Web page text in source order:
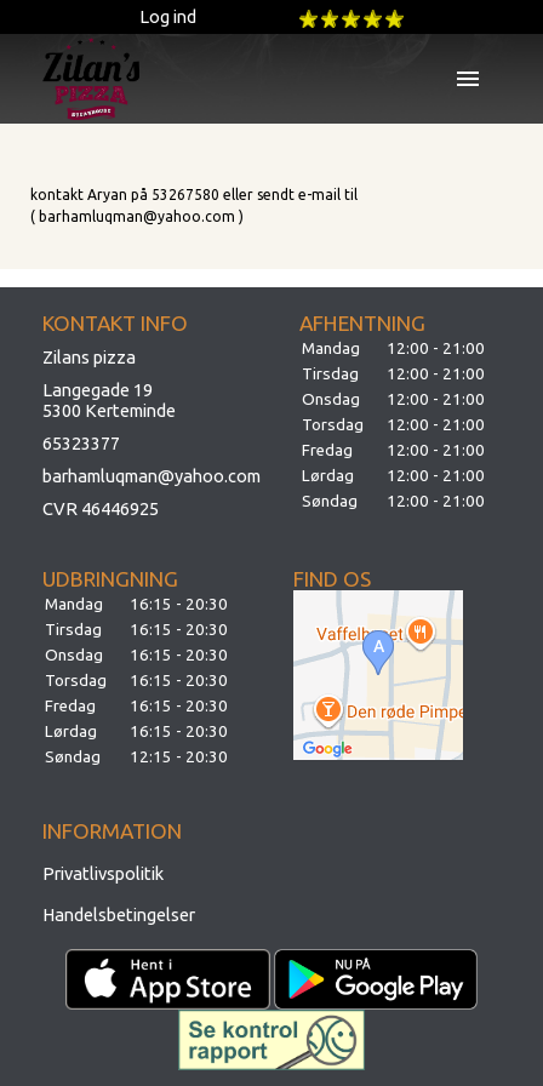
Log ind
menu
kontakt Aryan på 53267580 eller sendt e-mail til
( barhamluqman@yahoo.com )
KONTAKT INFO
Zilans pizza
Langegade 19
5300 Kerteminde
65323377
barhamluqman@yahoo.com
CVR 46446925
AFHENTNING
Mandag
12:00 - 21:00
Tirsdag
12:00 - 21:00
Onsdag
12:00 - 21:00
Torsdag
12:00 - 21:00
Fredag
12:00 - 21:00
Lørdag
12:00 - 21:00
Søndag
12:00 - 21:00
UDBRINGNING
Mandag
16:15 - 20:30
Tirsdag
16:15 - 20:30
Onsdag
16:15 - 20:30
Torsdag
16:15 - 20:30
Fredag
16:15 - 20:30
Lørdag
16:15 - 20:30
Søndag
12:15 - 20:30
FIND OS
INFORMATION
Privatlivspolitik
Handelsbetingelser